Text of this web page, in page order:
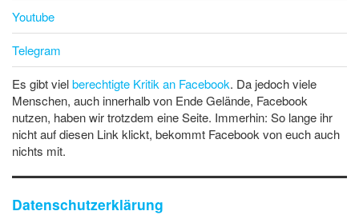
Youtube
Telegram
Es gibt vielberechtigte Kritik an Facebook. Da jedoch viele
Menschen, auch innerhalb von Ende Gelände, Facebook
nutzen, haben wir trotzdem eine Seite. Immerhin: So lange ihr
nicht auf diesen Link klickt, bekommt Facebook von euch auch
nichts mit.
Datenschutzerklärung